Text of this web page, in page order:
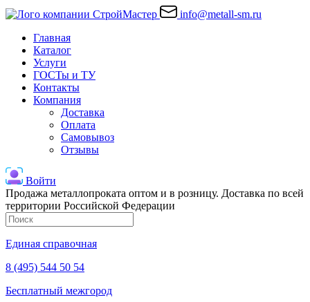
info@metall-sm.ru
Главная
Каталог
Услуги
ГОСТы и ТУ
Контакты
Компания
Доставка
Оплата
Самовывоз
Отзывы
Войти
Продажа металлопроката оптом и в розницу. Доставка по всей
территории Российской Федерации
Единая справочная
8 (495) 544 50 54
Бесплатный межгород